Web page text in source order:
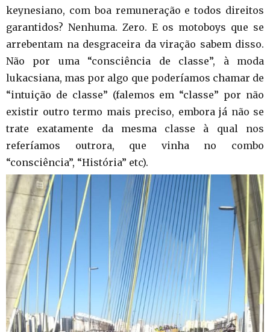
keynesiano, com boa remuneração e todos direitos
garantidos? Nenhuma. Zero. E os motoboys que se
arrebentam na desgraceira da viração sabem disso.
Não por uma “consciência de classe”, à moda
lukacsiana, mas por algo que poderíamos chamar de
“intuição de classe” (falemos em “classe” por não
existir outro termo mais preciso, embora já não se
trate exatamente da mesma classe à qual nos
referíamos outrora, que vinha no combo
“consciência”, “História” etc).